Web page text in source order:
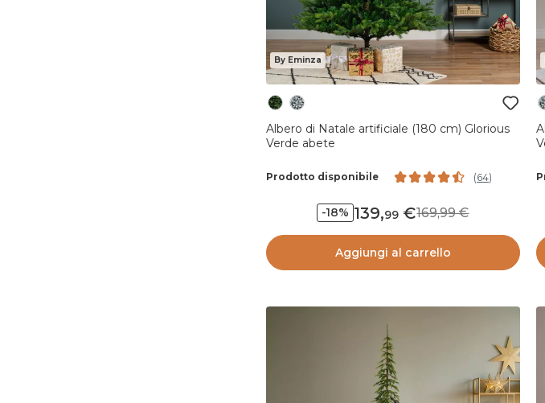
By Eminza
Albero di Natale artificiale (180 cm) Glorious
Verde abete
Prodotto disponibile (64)
-18% 139,99 169,99
Aggiungi al carrello